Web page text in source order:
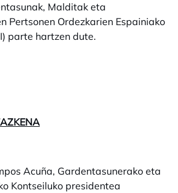
Malditak eta
Pertsonen Ordezkarien Espainiako
parte hartzen dute.
Acuña, Gardentasunerako eta
Kontseiluko presidentea